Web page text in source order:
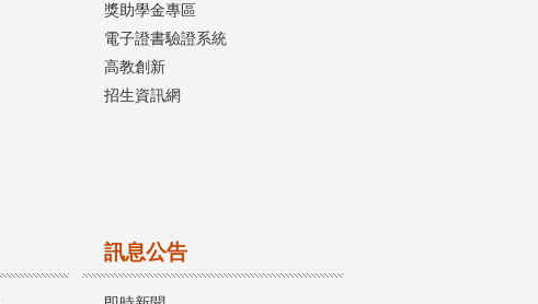
獎助學金專區
電子證書驗證系統
高教創新
招生資訊網
訊息公告